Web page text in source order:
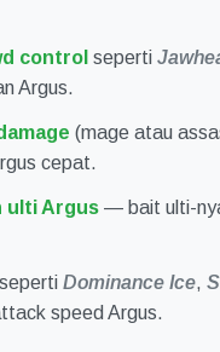
control seperti
Argus.
(mage atau
cepat.
ulti Argus — bait ulti-
seperti Dominance Ice,
speed Argus.